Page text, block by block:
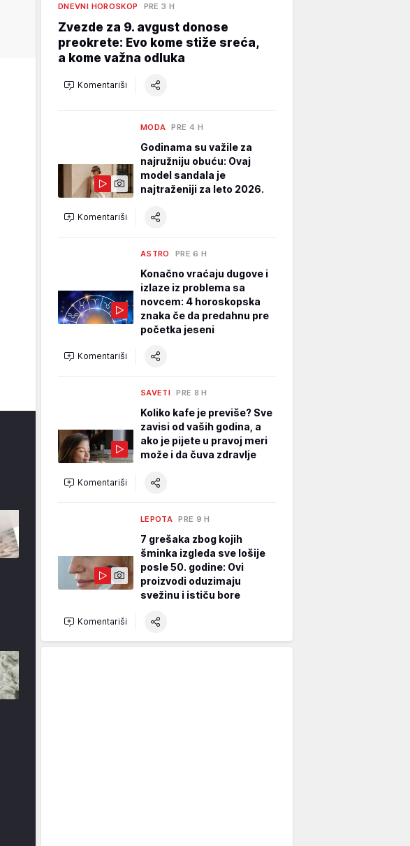
DNEVNI HOROSKOP PRE 3 H
Zvezde za 9. avgust donose
preokrete: Evo kome stiže sreća,
a kome važna odluka
Komentariši
MODA PRE 4 H
Godinama su važile za
najružniju obuću: Ovaj
model sandala je
najtraženiji za leto 2026.
Komentariši
ASTRO PRE 6 H
Konačno vraćaju dugove i
izlaze iz problema sa
novcem: 4 horoskopska
znaka če da predahnu pre
početka jeseni
Komentariši
SAVETI PRE 8 H
Koliko kafe je previše? Sve
zavisi od vaših godina, a
ako je pijete u pravoj meri
može i da čuva zdravlje
Komentariši
LEPOTA PRE 9 H
7 grešaka zbog kojih
šminka izgleda sve lošije
posle 50. godine: Ovi
proizvodi oduzimaju
svežinu i ističu bore
Komentariši